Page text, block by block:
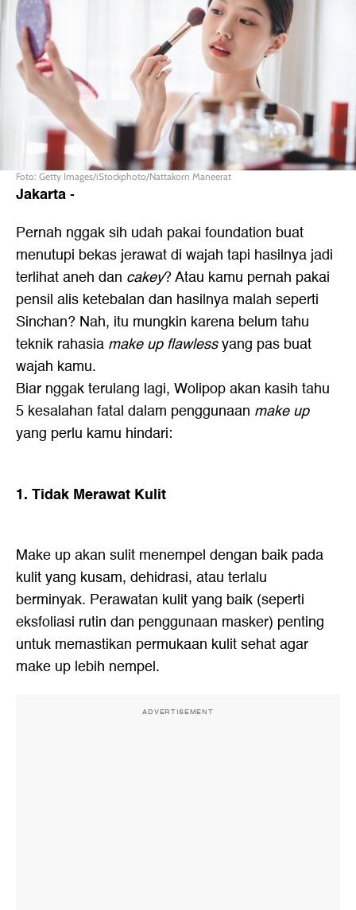
Foto: Getty Images/iStockphoto/Nattakorn Maneerat
Jakarta-
Pernah nggak sih udah pakai foundation buat
menutupi bekas jerawat di wajah tapi hasilnya jadi
terlihat aneh dan cakey? Atau kamu pernah pakai
pensil alis ketebalan dan hasilnya malah seperti
Sinchan? Nah, itu mungkin karena belum tahu
teknik rahasia make up flawlessyang pas buat
wajah kamu.
Biar nggak terulang lagi, Wolipop akan kasih tahu
5 kesalahan fatal dalam penggunaan make up
yang perlu kamu hindari:
1. Tidak Merawat Kulit
Make up akan sulit menempel dengan baik pada
kulit yang kusam, dehidrasi, atau terlalu
berminyak. Perawatan kulit yang baik (seperti
eksfoliasi rutin dan penggunaan masker) penting
untuk memastikan permukaan kulit sehat agar
make up lebih nempel.
ADVERTISEMENT